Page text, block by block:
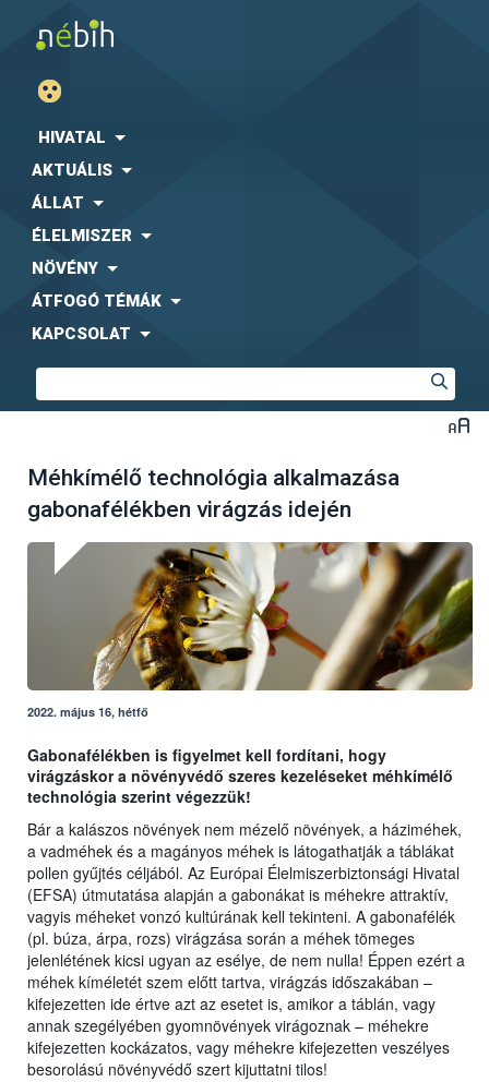
HIVATAL
AKTUÁLIS
ÁLLAT
ÉLELMISZER
NÖVÉNY
ÁTFOGÓ TÉMÁK
KAPCSOLAT
Méhkímélő technológia alkalmazása
gabonafélékben virágzás idején
2022. május 16, hétfő
Gabonafélékben is figyelmet kell fordítani, hogy
virágzáskor a növényvédő szeres kezeléseket méhkímélő
technológia szerint végezzük!
Bár a kalászos növények nem mézelő növények, a háziméhek,
a vadméhek és a magányos méhek is látogathatják a táblákat
pollen gyűjtés céljából. Az Európai Élelmiszerbiztonsági Hivatal
(EFSA) útmutatása alapján a gabonákat is méhekre attraktív,
vagyis méheket vonzó kultúrának kell tekinteni. A gabonafélék
(pl. búza, árpa, rozs) virágzása során a méhek tömeges
jelenlétének kicsi ugyan az esélye, de nem nulla! Éppen ezért a
méhek kíméletét szem előtt tartva, virágzás időszakában –
kifejezetten ide értve azt az esetet is, amikor a táblán, vagy
annak szegélyében gyomnövények virágoznak – méhekre
kifejezetten kockázatos, vagy méhekre kifejezetten veszélyes
besorolású növényvédő szert kijuttatni tilos!